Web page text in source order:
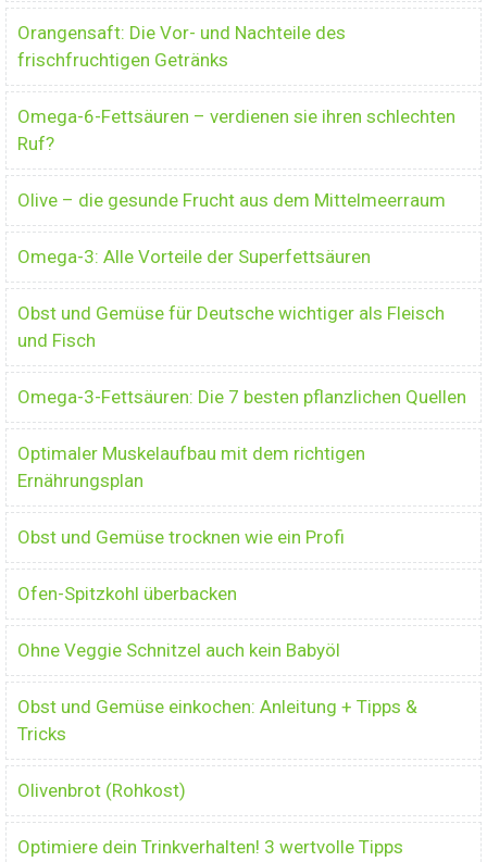
Orangensaft: Die Vor- und Nachteile des
frischfruchtigen Getränks
Omega-6-Fettsäuren – verdienen sie ihren schlechten
Ruf?
Olive – die gesunde Frucht aus dem Mittelmeerraum
Omega-3: Alle Vorteile der Superfettsäuren
Obst und Gemüse für Deutsche wichtiger als Fleisch
und Fisch
Omega-3-Fettsäuren: Die 7 besten pflanzlichen Quellen
Optimaler Muskelaufbau mit dem richtigen
Ernährungsplan
Obst und Gemüse trocknen wie ein Profi
Ofen-Spitzkohl überbacken
Ohne Veggie Schnitzel auch kein Babyöl
Obst und Gemüse einkochen: Anleitung + Tipps &
Tricks
Olivenbrot (Rohkost)
Optimiere dein Trinkverhalten! 3 wertvolle Tipps